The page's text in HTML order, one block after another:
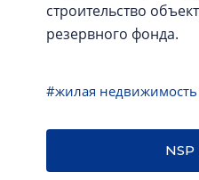
строительство
резервного фонда.
#жилая недвижимость